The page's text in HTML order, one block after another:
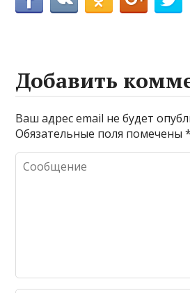
Добавить
Ваш адрес email не будет
Обязательные поля помечены*